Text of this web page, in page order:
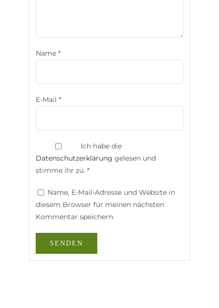
Name*
E-Mail*
Ich habe die
Datenschutzerklärung gelesen und
stimme ihr zu. *
Name, E-Mail-Adresse und Website in
diesem Browser für meinen nächsten
Kommentar speichern.